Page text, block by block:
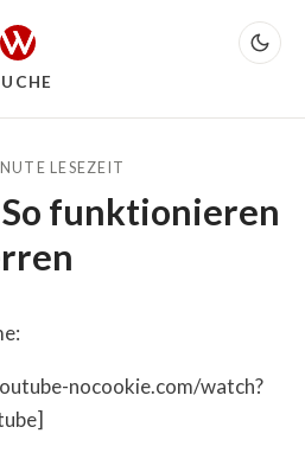
LESEZEIT
funktionieren
nocookie.com/watch?